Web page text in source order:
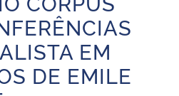
e Abastecimento
EM
DE EMILE